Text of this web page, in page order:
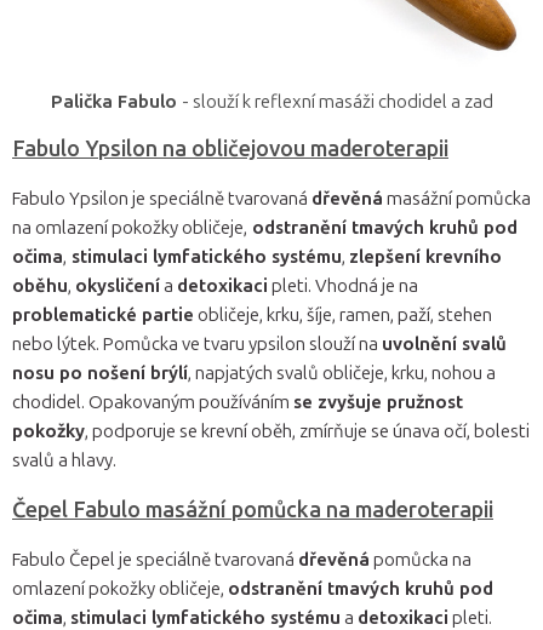
Palička Fabulo - slouží k reflexní masáži chodidel a zad
Fabulo Ypsilon na obličejovou maderoterapii
Fabulo Ypsilon je speciálně tvarovaná dřevěná masážní pomůcka
na omlazení pokožky obličeje, odstranění tmavých kruhů pod
očima, stimulaci lymfatického systému, zlepšení krevního
oběhu, okysličenía detoxikaci pleti. Vhodná je na
problematické partie obličeje, krku, šíje, ramen, paží, stehen
nebo lýtek. Pomůcka ve tvaru ypsilon slouží na uvolnění svalů
nosu po nošení brýlí, napjatých svalů obličeje, krku, nohou a
chodidel. Opakovaným používáním se zvyšuje pružnost
pokožky, podporuje se krevní oběh, zmírňuje se únava očí, bolesti
svalů a hlavy.
Čepel Fabulo masážní pomůcka na maderoterapii
Fabulo Čepel je speciálně tvarovaná dřevěná pomůcka na
omlazení pokožky obličeje, odstranění tmavých kruhů pod
očima, stimulaci lymfatického systému a detoxikaci pleti.